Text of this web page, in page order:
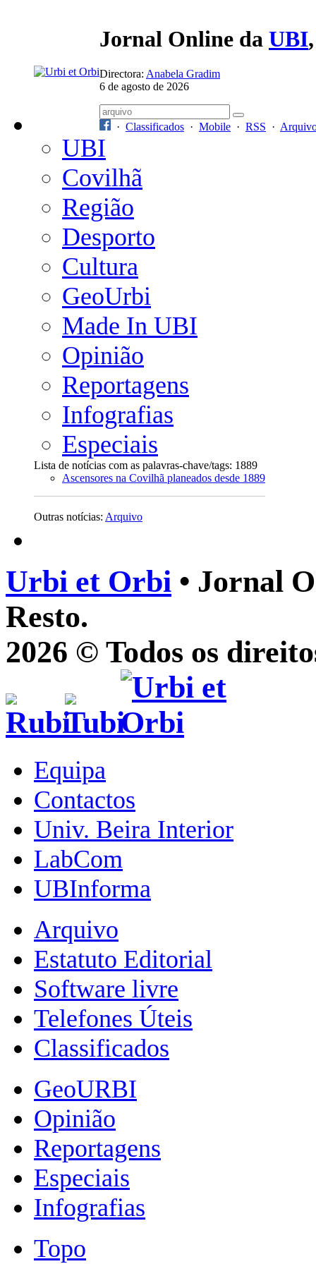
Jornal Online da UBI
Directora: Anabela Gradim
6 de agosto de 2026
· Classificados · Mobile · RSS ·
UBI
Covilhã
Região
Desporto
Cultura
GeoUrbi
Made In UBI
Opinião
Reportagens
Infografias
Especiais
Lista de notícias com as palavras-chave/tags: 1889
Ascensores na Covilhã planeados desde 1889
Outras notícias: Arquivo
Urbi et Orbi • Jornal
Resto.
2026 © Todos os
Equipa
Contactos
Univ. Beira Interior
LabCom
UBInforma
Arquivo
Estatuto Editorial
Software livre
Telefones Úteis
Classificados
GeoURBI
Opinião
Reportagens
Especiais
Infografias
Topo